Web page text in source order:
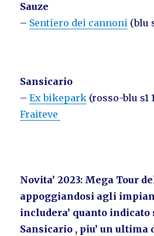
Sauze
– Sentiero dei cannoni (blu
Sansicario
–Ex bikepark (rosso-blu s1
Fraiteve
Novita’ 2023: Mega Tour
appoggiandosi agli
includera’ quanto indicato
Sansicario , piu’ un ultima